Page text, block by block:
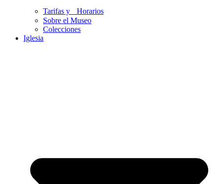
Tarifas y Horarios
Sobre el Museo
Colecciones
Iglesia